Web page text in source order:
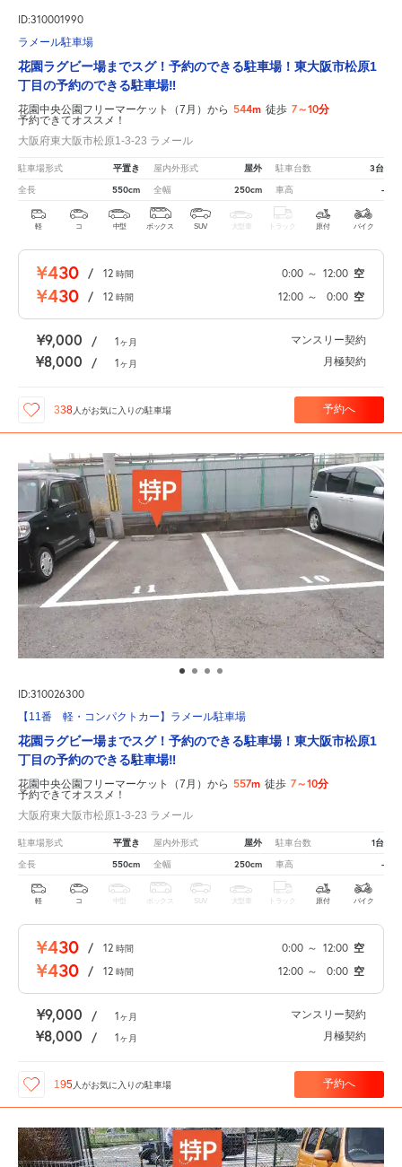
ID:310001990
ラメール駐車場
花園ラグビー場までスグ！予約のできる駐車場！東大阪市松原1
丁目の予約のできる駐車場‼
花園中央公園フリーマーケット（7月）から 544m 徒歩 7～10分
予約できてオススメ！
大阪府東大阪市松原1-3-23 ラメール
駐車場形式 平置き 屋内外形式 屋外 駐車台数 3台
全長 550cm 全幅 250cm 車高 -
軽 コ 中型 ボックス SUV 大型車 トラック 原付 バイク
¥430 / 12 時間 0:00 ～ 12:00 空
¥430 / 12 時間 12:00 ～ 0:00 空
¥9,000 / 1ヶ月 マンスリー契約
¥8,000 / 1ヶ月 月極契約
338 人がお気に入りの駐車場 予約へ
ID:310026300
【11番 軽・コンパクトカー】ラメール駐車場
花園ラグビー場までスグ！予約のできる駐車場！東大阪市松原1
丁目の予約のできる駐車場‼
花園中央公園フリーマーケット（7月）から 557m 徒歩 7～10分
予約できてオススメ！
大阪府東大阪市松原1-3-23 ラメール
駐車場形式 平置き 屋内外形式 屋外 駐車台数 1台
全長 550cm 全幅 250cm 車高 -
軽 コ 中型 ボックス SUV 大型車 トラック 原付 バイク
¥430 / 12 時間 0:00 ～ 12:00 空
¥430 / 12 時間 12:00 ～ 0:00 空
¥9,000 / 1ヶ月 マンスリー契約
¥8,000 / 1ヶ月 月極契約
195 人がお気に入りの駐車場 予約へ